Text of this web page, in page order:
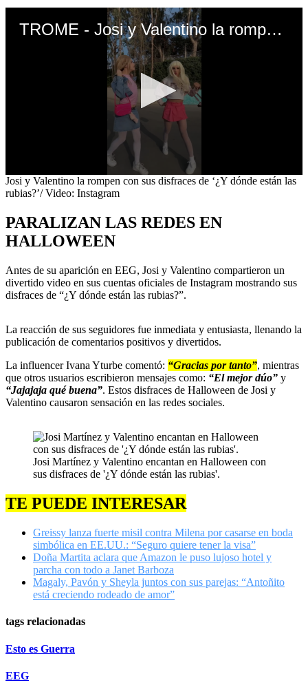
TROME - Josi y Valentino la rompen con sus disfraces de ‘¿Y dónde están las rubias?’
0
seconds
seconds
Josi y Valentino la rompen con sus disfraces de ‘¿Y dónde están las
rubias?’/ Video: Instagram
PARALIZAN LAS REDES EN
HALLOWEEN
Antes de su aparición en EEG, Josi y Valentino compartieron un
divertido video en sus cuentas oficiales de Instagram mostrando sus
disfraces de “¿Y dónde están las rubias?”.
La reacción de sus seguidores fue inmediata y entusiasta, llenando la
publicación de comentarios positivos y divertidos.
La influencer Ivana Yturbe comentó: “Gracias por tanto”, mientras
que otros usuarios escribieron mensajes como: “El mejor dúo” y
“Jajajaja qué buena”. Estos disfraces de Halloween de Josi y
Valentino causaron sensación en las redes sociales.
Josi Martínez y Valentino encantan en Halloween con
sus disfraces de '¿Y dónde están las rubias'.
TE PUEDE INTERESAR
Greissy lanza fuerte misil contra Milena por casarse en boda
simbólica en EE.UU.: “Seguro quiere tener la visa”
Doña Martita aclara que Amazon le puso lujoso hotel y
parcha con todo a Janet Barboza
Magaly, Pavón y Sheyla juntos con sus parejas: “Antoñito
está creciendo rodeado de amor”
tags relacionadas
Esto es Guerra
EEG